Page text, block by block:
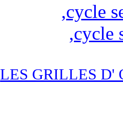
cycle
,
cycle
,
LES GRILLES D'